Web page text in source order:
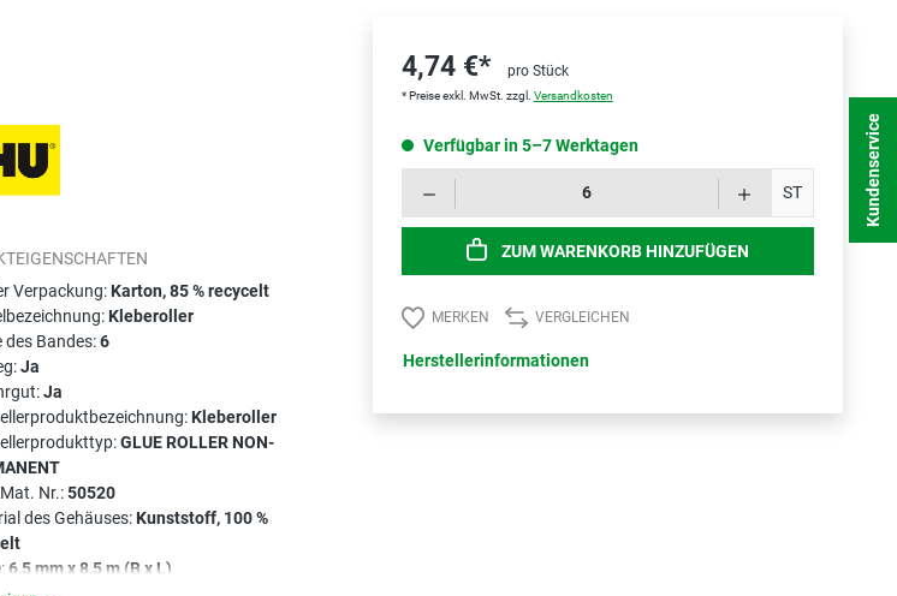
Verpackung:Karton, 85 % recycelt
Kleberoller
des Bandes:6
Ja
Ja
Kleberoller
GLUE ROLLER NON-
Nr.:50520
des Gehäuses:Kunststoff, 100 %
6,5 mm x 8,5 m (B x L)
4,74 €* pro Stück
* Preise exkl. MwSt. zzgl. Versandkosten
Verfügbar in 5–7 Werktagen
ST
ZUM WARENKORB HINZUFÜGEN
MERKEN VERGLEICHEN
Herstellerinformationen
Kundenservice